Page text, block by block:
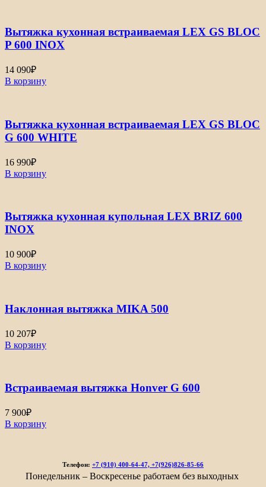
Вытяжка кухонная встраиваемая LEX GS BLOC
P 600 INOX
14 090₽
В корзину
Вытяжка кухонная встраиваемая LEX GS BLOC
G 600 WHITE
16 990₽
В корзину
Вытяжка кухонная купольная LEX BRIZ 600
INOX
10 900₽
В корзину
Наклонная вытяжка MIKA 500
10 207₽
В корзину
Встраиваемая вытяжка Honver G 600
7 900₽
В корзину
Телефон: +7 (910) 400-64-47, +7(926)826-85-66
Понедельник – Воскресенье работаем без выходных